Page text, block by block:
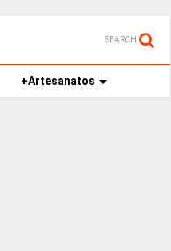
SEARCH
+Artesanatos